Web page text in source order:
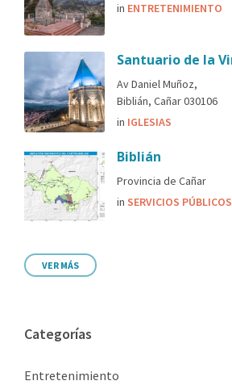
in ENTRETENIMIENTO
Santuario de la
Av Daniel Muñoz,
Biblián, Cañar 030106
in IGLESIAS
Biblián
Provincia de Cañar
in SERVICIOS PÚBLICOS
VER MÁS
Categorías
Entretenimiento